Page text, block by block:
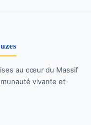
au cœur du Massif
vivante et